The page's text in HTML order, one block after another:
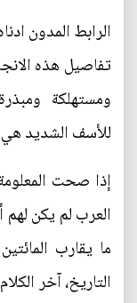
الرابط المدون
تفاصيل هذه
ومستهلكة
للأسف الشديد
إذا صحت
العرب لم يكن لهم
ما يقارب
التاريخ، آخر